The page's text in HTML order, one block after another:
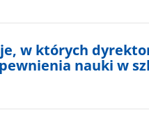
w których
nauki w